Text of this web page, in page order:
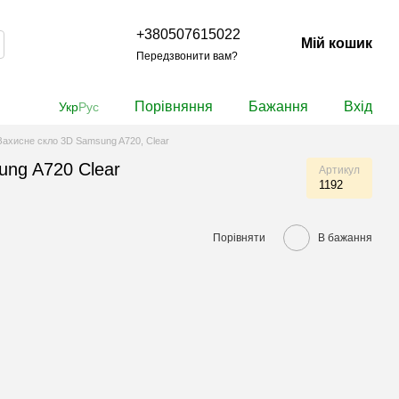
+380507615022
Передзвонити вам?
Мій кошик
УкрРус Порівняння Бажання Вхід
скло 3D Samsung A720, Clear
A720 Clear Артикул
1192
Порівняти В бажання